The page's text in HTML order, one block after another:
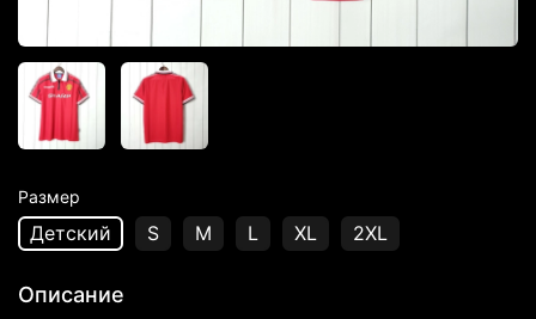
Размер
Детский S M L XL 2XL
Описание